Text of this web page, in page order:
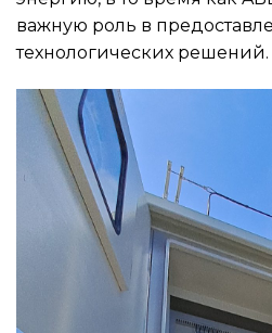
важную роль в
технологических решений.